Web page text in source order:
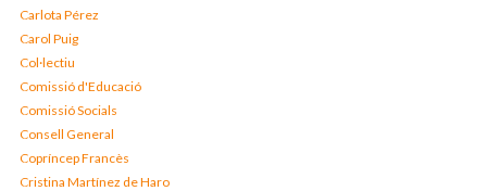
Carlota Pérez
Carol Puig
Col·lectiu
Comissió d'Educació
Comissió Socials
Consell General
Copríncep Francès
Cristina Martínez de Haro